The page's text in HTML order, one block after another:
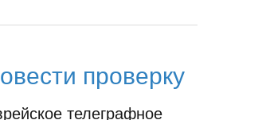
проверку
телеграфное